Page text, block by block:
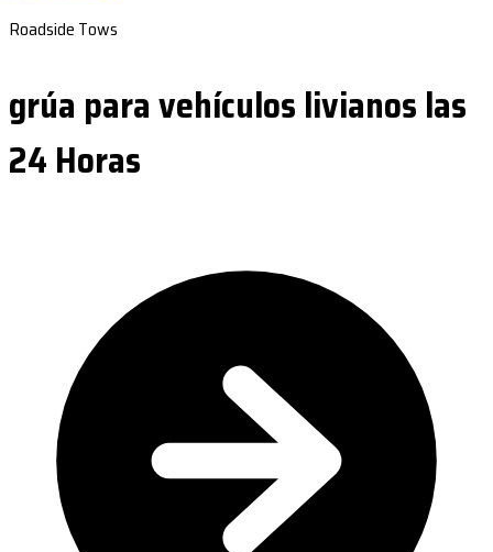
Roadside Tows
grúa para vehículos livianos las
24 Horas